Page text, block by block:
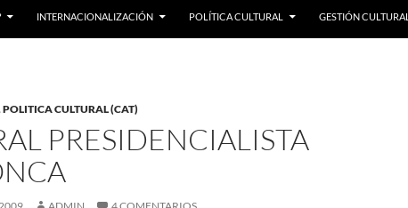
INTERNACIONALIZACIÓN POLÍTICA CULTURAL GESTIÓN CULTURAL
POLITICA CULTURAL (CAT)
PRESIDENCIALISTA